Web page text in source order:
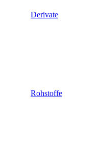
Derivate
Rohstoffe